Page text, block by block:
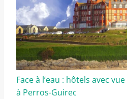
Face à l’eau : hôtels avec
à Perros-Guirec